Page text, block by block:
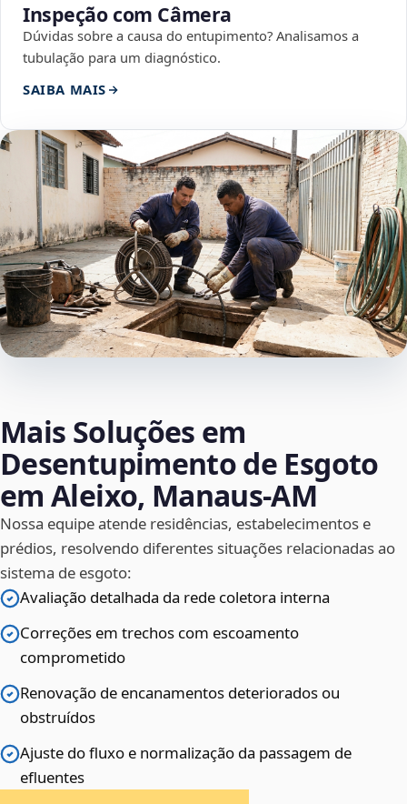
Inspeção com Câmera
Dúvidas sobre a causa do entupimento? Analisamos a
tubulação para um diagnóstico.
SAIBA MAIS
Mais Soluções em
Desentupimento de Esgoto
em Aleixo, Manaus‑AM
Nossa equipe atende residências, estabelecimentos e
prédios, resolvendo diferentes situações relacionadas ao
sistema de esgoto:
Avaliação detalhada da rede coletora interna
Correções em trechos com escoamento
comprometido
Renovação de encanamentos deteriorados ou
obstruídos
Ajuste do fluxo e normalização da passagem de
efluentes